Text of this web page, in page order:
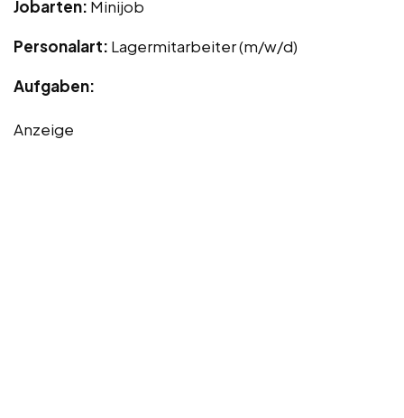
Jobarten: Minijob
Personalart: Lagermitarbeiter (m/w/d)
Aufgaben:
Anzeige